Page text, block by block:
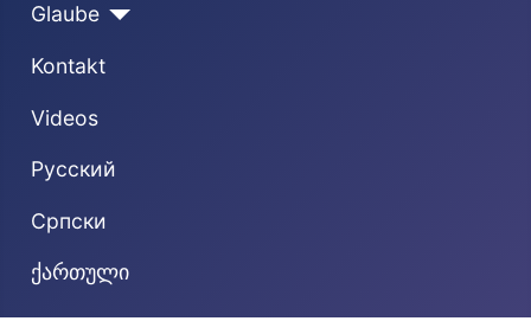
Glaube
Kontakt
Videos
Русский
Cрпски
ქართული